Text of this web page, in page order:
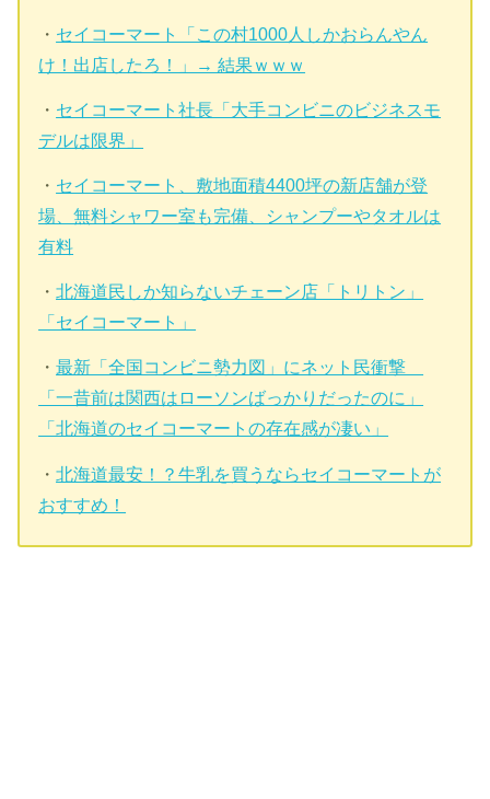
・ セイコーマート「この村1000人しかおらんやん
け！出店したろ！」→ 結果ｗｗｗ
・ セイコーマート社長「大手コンビニのビジネスモ
デルは限界」
・ セイコーマート、敷地面積4400坪の新店舗が登
場、無料シャワー室も完備、シャンプーやタオルは
有料
・北海道民しか知らないチェーン店「トリトン」
「セイコーマート」
・最新「全国コンビニ勢力図」にネット民衝撃
「一昔前は関西はローソンばっかりだったのに」
「北海道のセイコーマートの存在感が凄い」
・北海道最安！？牛乳を買うならセイコーマートが
おすすめ！